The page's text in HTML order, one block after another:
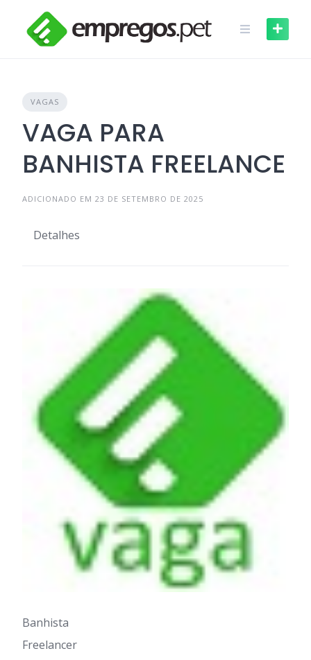
content
VAGAS
VAGA PARA
BANHISTA FREELANCE
ADICIONADO EM 23 DE SETEMBRO DE 2025
Detalhes
Banhista
Freelancer